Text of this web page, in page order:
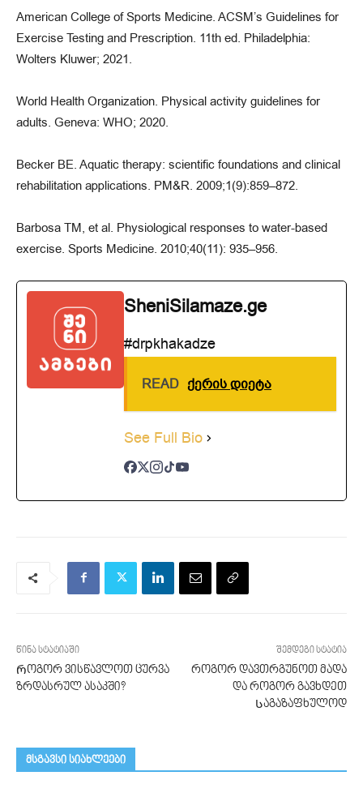
American College of Sports Medicine. ACSM’s Guidelines for
Exercise Testing and Prescription. 11th ed. Philadelphia:
Wolters Kluwer; 2021.
World Health Organization. Physical activity guidelines for
adults. Geneva: WHO; 2020.
Becker BE. Aquatic therapy: scientific foundations and clinical
rehabilitation applications. PM&R. 2009;1(9):859–872.
Barbosa TM, et al. Physiological responses to water-based
exercise. Sports Medicine. 2010;40(11): 935–956.
SheniSilamaze.ge
#drpkhakadze
READ ქერის დიეტა
See Full Bio
წინა სტატიაში
Როგორ ვისწავლოთ ცურვა
ზრდასრულ ასაკში?
შემდეგი სტატია
როგორ დავთრგუნოთ მადა
და როგორ გავხდეთ
Საგაზაფხულოდ
მსგავსი სიახლეები